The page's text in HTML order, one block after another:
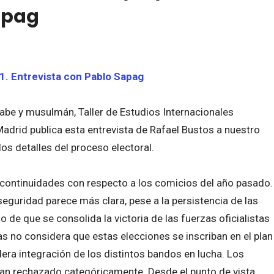
Entrevista con Pablo Sapag
y musulmán, Taller de Estudios Internacionales
publica esta entrevista de Rafael Bustos a nuestro
detalles del proceso electoral.
con respecto a los comicios del año pasado.
parece más clara, pese a la persistencia de las
de que se consolida la victoria de las fuerzas oficialistas
no considera que estas elecciones se inscriban en el plan
integración de los distintos bandos en lucha. Los
rechazado categóricamente. Desde el punto de vista